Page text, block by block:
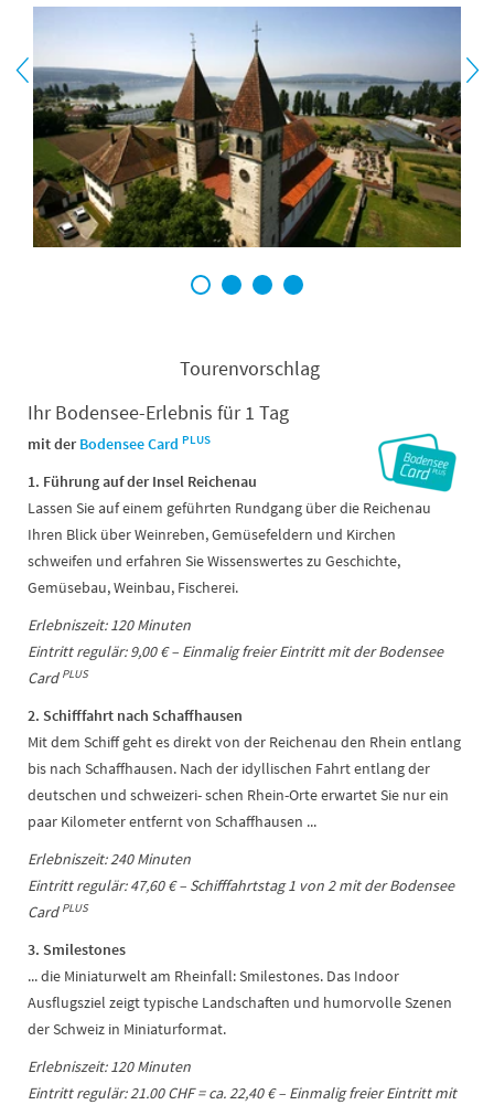
1 2 3 4
Tourenvorschlag
Ihr Bodensee-Erlebnis für 1 Tag
mit der Bodensee Card PLUS
1. Führung auf der Insel Reichenau
Lassen Sie auf einem geführten Rundgang über die Reichenau
Ihren Blick über Weinreben, Gemüsefeldern und Kirchen
schweifen und erfahren Sie Wissenswertes zu Geschichte,
Gemüsebau, Weinbau, Fischerei.
Erlebniszeit: 120 Minuten
Eintritt regulär: 9,00 € – Einmalig freier Eintritt mit der Bodensee
Card PLUS
2. Schifffahrt nach Schaffhausen
Mit dem Schiff geht es direkt von der Reichenau den Rhein entlang
bis nach Schaffhausen. Nach der idyllischen Fahrt entlang der
deutschen und schweizeri- schen Rhein-Orte erwartet Sie nur ein
paar Kilometer entfernt von Schaffhausen ...
Erlebniszeit: 240 Minuten
Eintritt regulär: 47,60 € – Schifffahrtstag 1 von 2 mit der Bodensee
Card PLUS
3. Smilestones
... die Miniaturwelt am Rheinfall: Smilestones. Das Indoor
Ausflugsziel zeigt typische Landschaften und humorvolle Szenen
der Schweiz in Miniaturformat.
Erlebniszeit: 120 Minuten
Eintritt regulär: 21.00 CHF = ca. 22,40 € – Einmalig freier Eintritt mit